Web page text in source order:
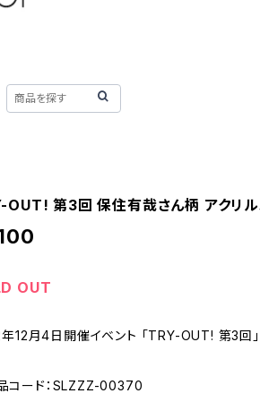
OUT! 第3回 保住有哉さん柄 アクリル
OUT
12月4日開催イベント 「TRY-OUT! 第3回
コード：SLZZZ-00370